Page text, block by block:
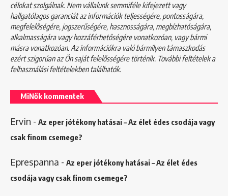
célokat szolgálnak. Nem vállalunk semmiféle kifejezett vagy
hallgatólagos garanciát az információk teljességére, pontosságára,
megfelelőségére, jogszerűségére, hasznosságára, megbízhatóságára,
alkalmasságára vagy hozzáférhetőségére vonatkozóan, vagy bármi
másra vonatkozóan. Az információkra való bármilyen támaszkodás
ezért szigorúan az Ön saját felelősségére történik. További feltételek a
felhasználási feltételekbentalálhatók.
MiNők kommentek
Ervin - Az eper jótékony hatásai – Az élet édes csodája vagy
csak finom csemege?
Eprespanna - Az eper jótékony hatásai – Az élet édes
csodája vagy csak finom csemege?